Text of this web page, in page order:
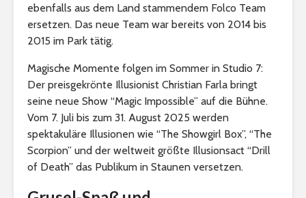
ebenfalls aus dem Land stammendem Folco Team
ersetzen. Das neue Team war bereits von 2014 bis
2015 im Park tätig.
Magische Momente folgen im Sommer in Studio 7:
Der preisgekrönte Illusionist Christian Farla bringt
seine neue Show “Magic Impossible” auf die Bühne.
Vom 7. Juli bis zum 31. August 2025 werden
spektakuläre Illusionen wie “The Showgirl Box”, “The
Scorpion” und der weltweit größte Illusionsact “Drill
of Death” das Publikum in Staunen versetzen.